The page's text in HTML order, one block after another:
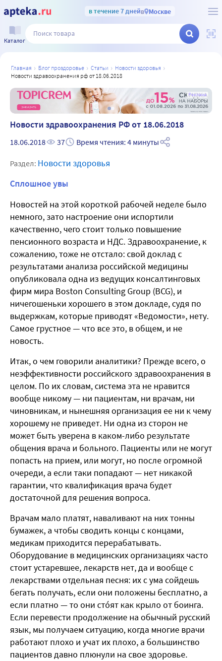
в течение 7 днейв Москве
Каталог
главная блог проздоровье статьи
новости здоровья
новости здравоохранения рф от 18.06.2018
Реклама
Новости здравоохранения РФ от 18.06.2018
18.06.2018 37 Время чтения: 4 минуты
Раздел: Новости здоровья
Сплошное увы
Новостей на этой короткой рабочей неделе было
немного, зато настроение они испортили
качественно, чего стоит только повышение
пенсионного возраста и НДС. Здравоохранение, к
сожалению, тоже не отстало: свой доклад с
результатами анализа российской медицины
опубликовала одна из ведущих консалтинговых
фирм мира Boston Consulting Group (BCG), и
ничегошеньки хорошего в этом докладе, судя по
выдержкам, которые приводят «Ведомости», нету.
Самое грустное — что все это, в общем, и не
новость.
Итак, о чем говорили аналитики? Прежде всего, о
неэффективности российского здравоохранения в
целом. По их словам, система эта не нравится
вообще никому — ни пациентам, ни врачам, ни
чиновникам, и нынешняя организация ее ни к чему
хорошему не приведет. Ни одна из сторон не
может быть уверена в каком-либо результате
общения врача и больного. Пациенты или не могут
попасть на прием, или могут, но после огромной
очереди, а если таки попадают — нет никакой
гарантии, что квалификация врача будет
достаточной для решения вопроса.
Врачам мало платят, наваливают на них тонны
бумажек, а чтобы сводить концы с концами,
медикам приходится перерабатывать.
Оборудование в медицинских организациях часто
стоит устаревшее, лекарств нет, да и вообще с
лекарствами отдельная песня: их с ума сойдешь
бегать получать, если они положены бесплатно, а
если платно — то они стóят как крыло от боинга.
Если перевести продолжение на обычный русский
язык, мы получаем ситуацию, когда многие врачи
работают плохо и учат их плохо, а большинство
пациентов давно плюнули на свое здоровье.